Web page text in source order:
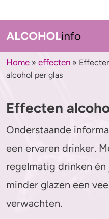
Menu
Feiten & tips
Effecten en risico’s
Minder drinken of
Bezorgd om iemand
Hulp
Test je drinkgedrag
Test je kennis
Uitgebreide
Wat drink jij?
Promillage calculator
Home » effecten »
alcohol per glas
Effecten
Onderstaande
een ervaren drinker.
regelmatig drinken
minder glazen een
verwachten.